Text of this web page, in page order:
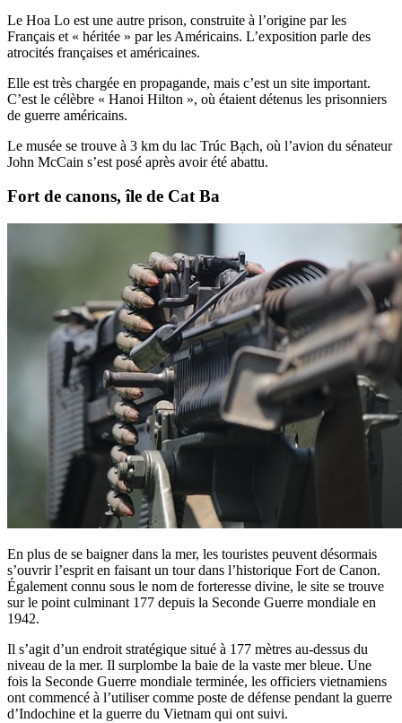
Le Hoa Lo est une autre prison, construite à l’origine par les
Français et « héritée » par les Américains. L’exposition parle des
atrocités françaises et américaines.
Elle est très chargée en propagande, mais c’est un site important.
C’est le célèbre « Hanoi Hilton », où étaient détenus les prisonniers
de guerre américains.
Le musée se trouve à 3 km du lac Trúc Bạch, où l’avion du sénateur
John McCain s’est posé après avoir été abattu.
Fort de canons, île de Cat Ba
En plus de se baigner dans la mer, les touristes peuvent désormais
s’ouvrir l’esprit en faisant un tour dans l’historique Fort de Canon.
Également connu sous le nom de forteresse divine, le site se trouve
sur le point culminant 177 depuis la Seconde Guerre mondiale en
1942.
Il s’agit d’un endroit stratégique situé à 177 mètres au-dessus du
niveau de la mer. Il surplombe la baie de la vaste mer bleue. Une
fois la Seconde Guerre mondiale terminée, les officiers vietnamiens
ont commencé à l’utiliser comme poste de défense pendant la guerre
d’Indochine et la guerre du Vietnam qui ont suivi.